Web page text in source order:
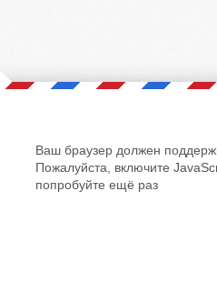
Ваш браузер должен
Пожалуйста, включите
попробуйте ещё раз